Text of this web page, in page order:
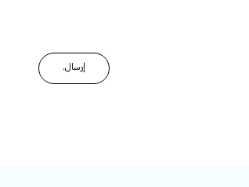
إرسال.